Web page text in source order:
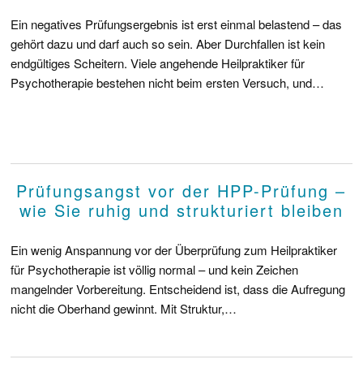
Ein negatives Prüfungsergebnis ist erst einmal belastend – das
gehört dazu und darf auch so sein. Aber Durchfallen ist kein
endgültiges Scheitern. Viele angehende Heilpraktiker für
Psychotherapie bestehen nicht beim ersten Versuch, und…
Prüfungsangst vor der HPP-Prüfung –
wie Sie ruhig und strukturiert bleiben
Ein wenig Anspannung vor der Überprüfung zum Heilpraktiker
für Psychotherapie ist völlig normal – und kein Zeichen
mangelnder Vorbereitung. Entscheidend ist, dass die Aufregung
nicht die Oberhand gewinnt. Mit Struktur,…